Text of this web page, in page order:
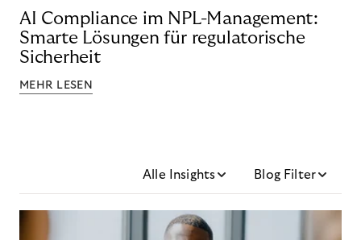
AI Compliance im NPL-Management:
Smarte Lösungen für regulatorische
Sicherheit
MEHR LESEN
Alle Insights Blog Filter